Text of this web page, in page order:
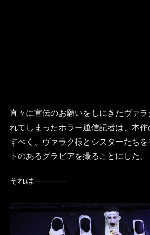
直々に宣伝のお願いをしにきたヴァラ
れてしまったホラー通信記者は、本
すべく、ヴァラク様とシスターたち
トのあるグラビアを撮ることにした。
それは――――